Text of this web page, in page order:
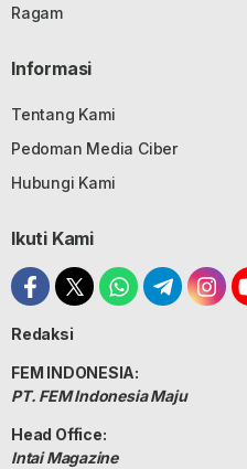
Ragam
Informasi
Tentang Kami
Pedoman Media Ciber
Hubungi Kami
Ikuti Kami
Redaksi
FEM INDONESIA:
PT. FEM Indonesia Maju
Head Office:
Intai Magazine